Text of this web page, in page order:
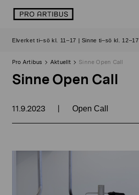
logo
Elverket ti–sö kl. 11–17 | Sinne ti–sö kl. 12–17
Pro Artibus Aktuellt Sinne Open Call
Sinne Open Call
11.9.2023 | Open Call